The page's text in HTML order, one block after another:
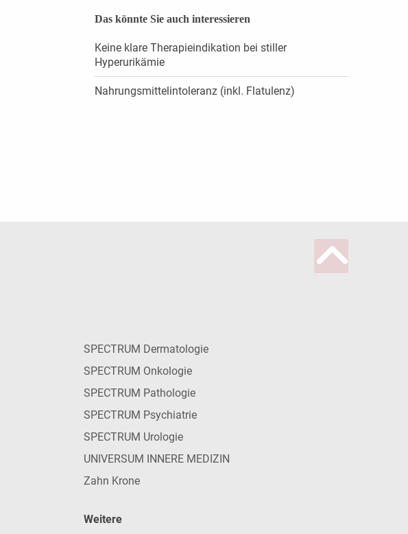
Das könnte Sie auch interessieren
Keine klare Therapieindikation bei stiller
Hyperurikämie
Nahrungsmittelintoleranz (inkl. Flatulenz)
SPECTRUM Dermatologie
SPECTRUM Onkologie
SPECTRUM Pathologie
SPECTRUM Psychiatrie
SPECTRUM Urologie
UNIVERSUM INNERE MEDIZIN
Zahn Krone
Weitere